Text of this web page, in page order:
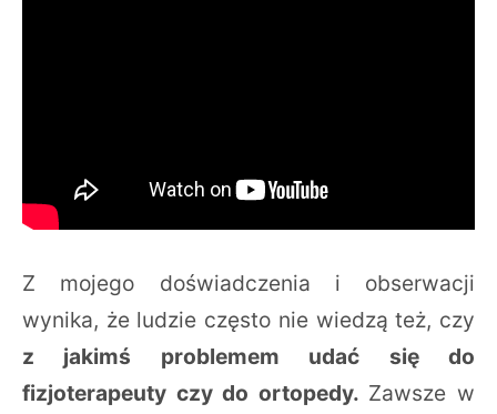
Z mojego doświadczenia i obserwacji
wynika, że ludzie często nie wiedzą też, czy
z jakimś problemem udać się do
fizjoterapeuty czy do ortopedy. Zawsze w